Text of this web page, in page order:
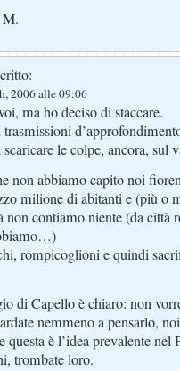
M.
2006 alle 09:06
ma ho deciso di staccare.
le colpe, ancora, sul
non abbiamo capito noi
milione di abitanti e (più o
non contiamo niente (da città
rompicoglioni e quindi
di Capello è chiaro: non
nemmeno a pensarlo,
questa è l’idea prevalente
trombate loro.